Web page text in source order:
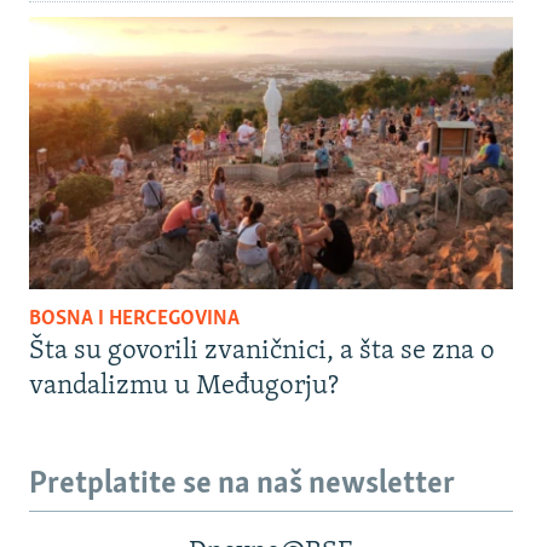
BOSNA I HERCEGOVINA
Šta su govorili zvaničnici, a šta se zna o
vandalizmu u Međugorju?
Pretplatite se na naš newsletter